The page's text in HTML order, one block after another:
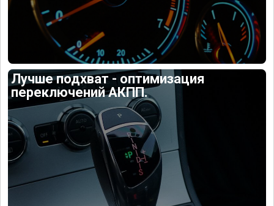
Лучше подхват - оптимизация
переключений АКПП.